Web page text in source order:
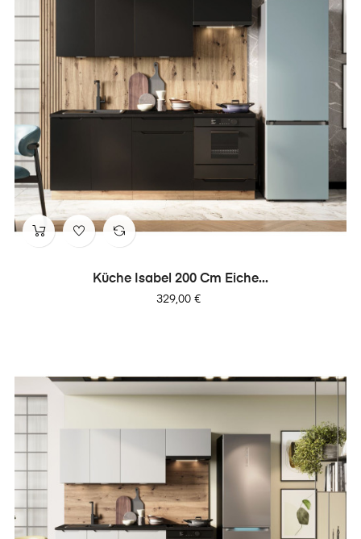
Küche Isabel 200 Cm Eiche...
Preis
329,00 €